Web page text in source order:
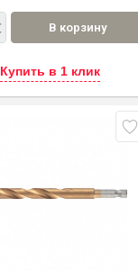
В корзину
Купить в 1 клик